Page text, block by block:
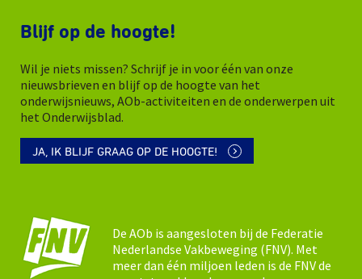
Blijf op de hoogte!
Wil je niets missen? Schrijf je in voor één van onze
nieuwsbrieven en blijf op de hoogte van het
onderwijsnieuws, AOb-activiteiten en de onderwerpen uit
het Onderwijsblad.
JA, IK BLIJF GRAAG OP DE HOOGTE!
De AOb is aangesloten bij de Federatie
Nederlandse Vakbeweging (FNV). Met
meer dan één miljoen leden is de FNV de